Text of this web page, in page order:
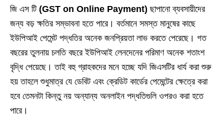
জি এস টি (GST on Online Payment) ছাপানো ব্যবসায়ীদের
জন্য বড় ক্ষতির সম্ভাবনা হতে পারে। বর্তমানে সমস্ত মানুষের কাছে
ইউপিআই পেমেন্ট পদ্ধতির অনেক জনপ্রিয়তা লাভ করতে পেরেছে। গত
বছরের তুলনায় চলতি বছরে ইউপিআই লেনদেনের পরিমাণ অনেক শতাংশ
বৃদ্ধি পেয়েছে। তাই বহু গ্রাহকদের মনে হচ্ছে যদি জিএসটির ধার্য করা শুরু
হয় তাহলে শুধুমাত্র যে ডেবিট এবং ক্রেডিট কার্ডের পেমেন্টের ক্ষেত্রে করা
হবে তেমনটা কিন্তু নয় অন্যান্য অনলাইন পদ্ধতিগুলি ওপরও করা হতে
পারে।